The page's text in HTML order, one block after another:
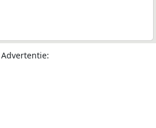
Advertentie: